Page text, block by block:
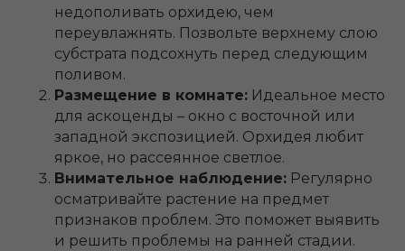
недополивать орхидею, чем
переувлажнять. Позвольте верхнему слою
субстрата подсохнуть перед следующим
поливом.
Размещение в комнате: Идеальное место
для аскоценды – окно с восточной или
западной экспозицией. Орхидея любит
яркое, но рассеянное светлое.
Внимательное наблюдение: Регулярно
осматривайте растение на предмет
признаков проблем. Это поможет выявить
и решить проблемы на ранней стадии.